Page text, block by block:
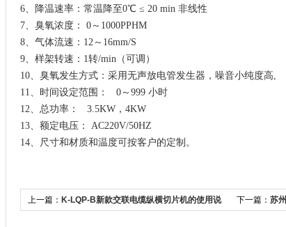
6、降温速率：常温降至0℃ ≤ 20 min 非线性
7、臭氧浓度： 0～1000PPHM
8、气体流速：12～16mm/S
9、样架转速：1转/min（可调）
10、臭氧发生方式：采用无声放电管发生器，噪音小纯度高,
11、时间设定范围： 0～999 小时
12、总功率： 3.5KW，4KW
13、额定电压： AC220V/50HZ
14、尺寸和材质和温度可按客户的定制。
上一篇： K-LQP-B新款交联电缆纵横切片机的使用说 下一篇： 苏